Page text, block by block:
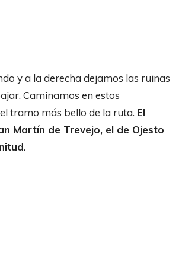
y a la derecha dejamos las ruinas
Caminamos en estos
tramo más bello de la ruta. El
Martín de Trevejo, el de Ojesto
.